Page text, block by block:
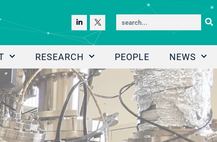
RESEARCH PEOPLE NEWS